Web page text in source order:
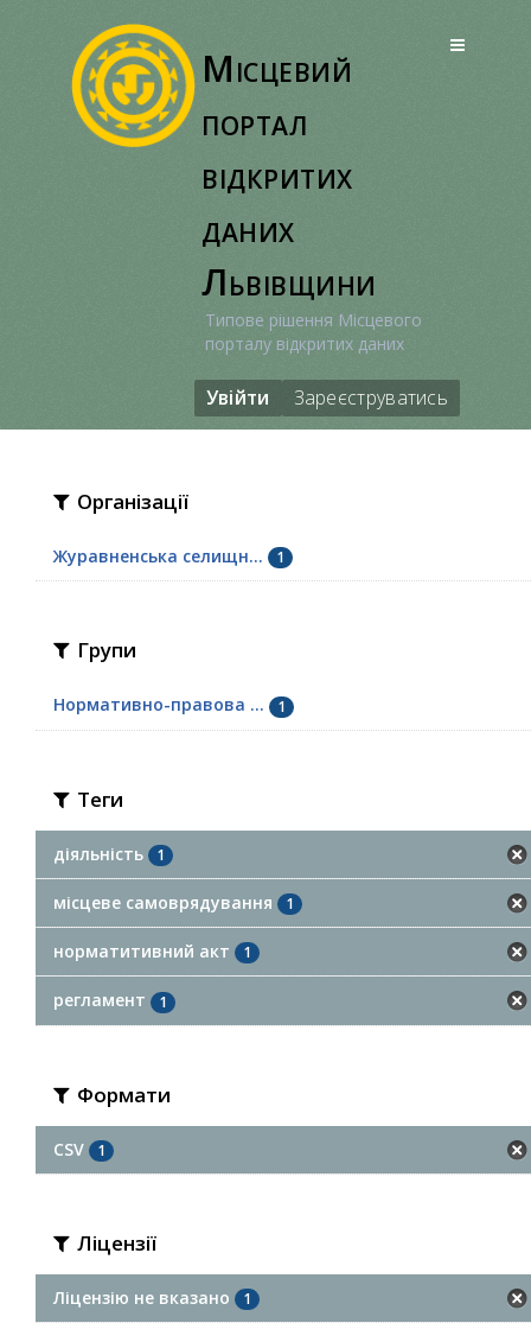
Місцевий
портал
відкритих
даних
Львівщини
Типове рішення Місцевого
порталу відкритих даних
Увійти Зареєструватись
Організації
Журавненська селищн... 1
Групи
Нормативно-правова ... 1
Теги
діяльність 1
місцеве самоврядування 1
норматитивний акт 1
регламент 1
Формати
CSV 1
Ліцензії
Ліцензію не вказано 1